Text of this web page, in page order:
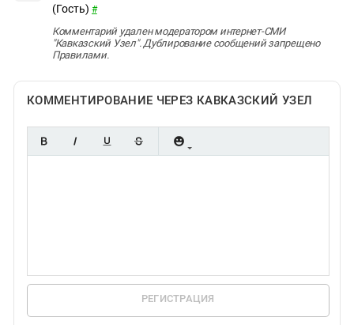
(Гость) #
Комментарий удален модератором интернет-СМИ
"Кавказский Узел". Дублирование сообщений запрещено
Правилами.
КОММЕНТИРОВАНИЕ ЧЕРЕЗ КАВКАЗСКИЙ УЗЕЛ
РЕГИСТРАЦИЯ